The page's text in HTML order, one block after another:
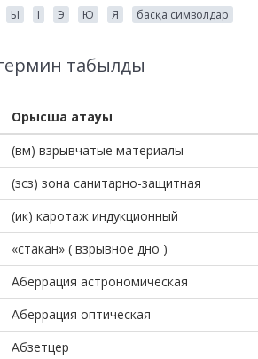
Ы І Э Ю Я басқа символдар
табылды
Орысша атауы
(вм) взрывчатые материалы
(зсз) зона санитарно-защитная
(ик) каротаж индукционный
«стакан» ( взрывное дно )
Аберрация астрономическая
Аберрация оптическая
Абзетцер